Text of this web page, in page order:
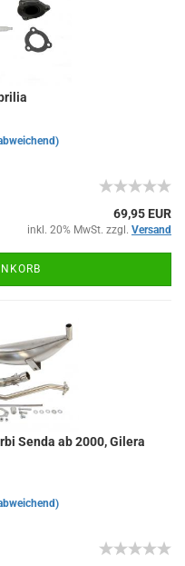
69,95 EUR
inkl. 20% MwSt. zzgl. Versand
Senda ab 2000, Gilera